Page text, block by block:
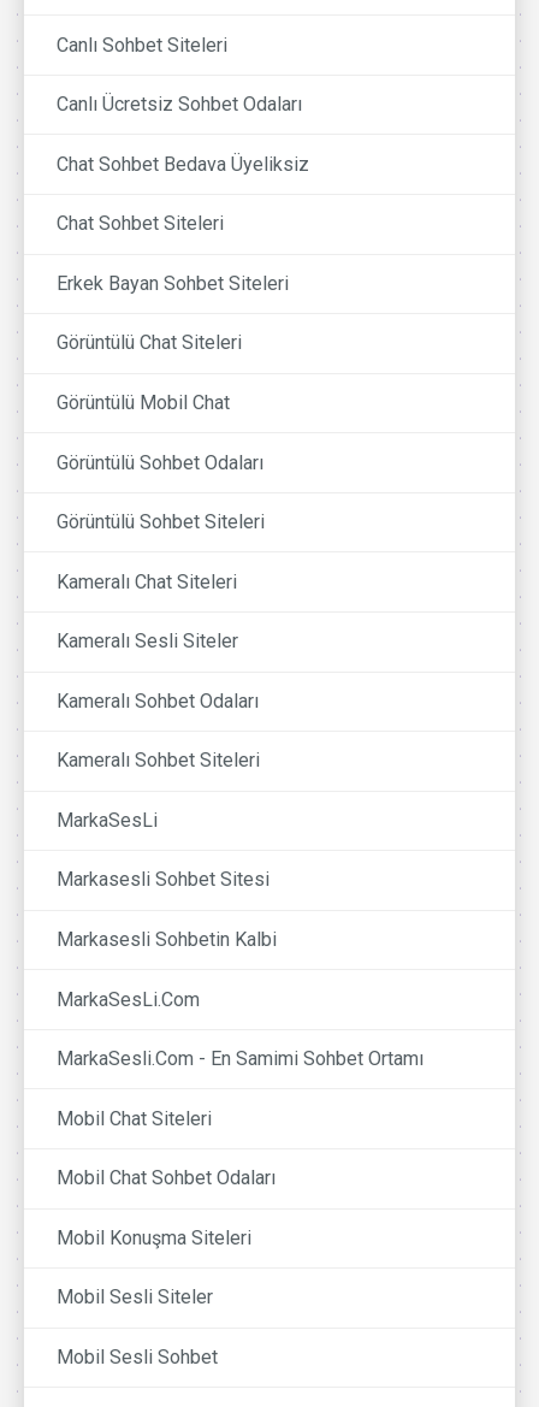
Canlı Sohbet Siteleri
Canlı Ücretsiz Sohbet Odaları
Chat Sohbet Bedava Üyeliksiz
Chat Sohbet Siteleri
Erkek Bayan Sohbet Siteleri
Görüntülü Chat Siteleri
Görüntülü Mobil Chat
Görüntülü Sohbet Odaları
Görüntülü Sohbet Siteleri
Kameralı Chat Siteleri
Kameralı Sesli Siteler
Kameralı Sohbet Odaları
Kameralı Sohbet Siteleri
MarkaSesLi
Markasesli Sohbet Sitesi
Markasesli Sohbetin Kalbi
MarkaSesLi.Com
MarkaSesli.Com - En Samimi Sohbet Ortamı
Mobil Chat Siteleri
Mobil Chat Sohbet Odaları
Mobil Konuşma Siteleri
Mobil Sesli Siteler
Mobil Sesli Sohbet